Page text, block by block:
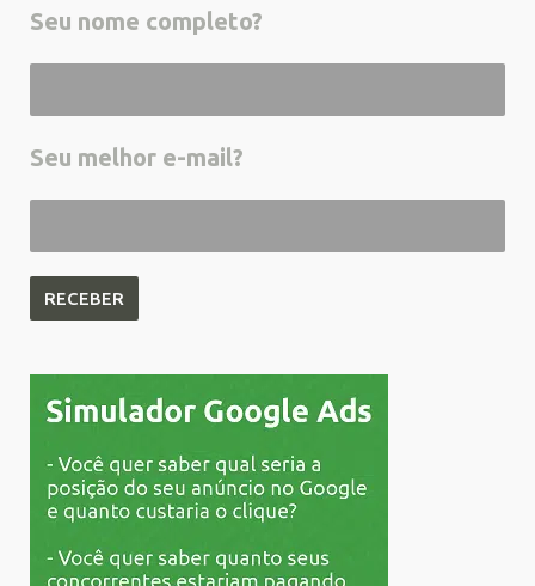
Seu nome completo?
Seu melhor e-mail?